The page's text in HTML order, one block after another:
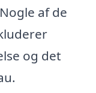
af de
og det